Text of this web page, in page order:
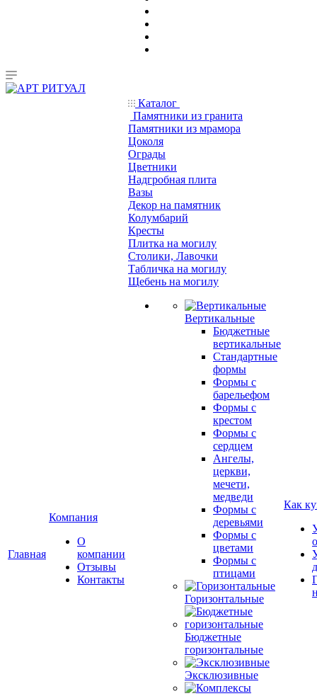
Главная
Компания
О
компании
Отзывы
Контакты
Каталог
Памятники из гранита
Памятники из мрамора
Цоколя
Ограды
Цветники
Надгробная плита
Вазы
Декор на памятник
Колумбарий
Кресты
Плитка на могилу
Столики, Лавочки
Табличка на могилу
Щебень на могилу
Вертикальные
Бюджетные
вертикальные
Стандартные
формы
Формы с
барельефом
Формы с
крестом
Формы с
сердцем
Ангелы,
церкви,
мечети,
медведи
Формы с
деревьями
Формы с
цветами
Формы с
птицами
Горизонтальные
Бюджетные
горизонтальные
Эксклюзивные
Как